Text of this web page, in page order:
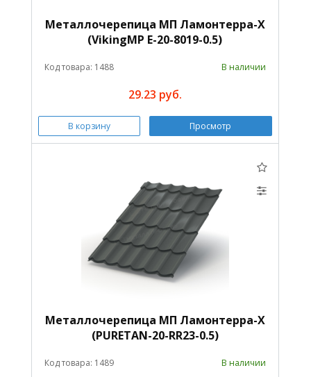
Металлочерепица МП Ламонтерра-X
(VikingMP E-20-8019-0.5)
Код товара: 1488 В наличии
29.23 руб.
В корзину Просмотр
Металлочерепица МП Ламонтерра-X
(PURETAN-20-RR23-0.5)
Код товара: 1489 В наличии